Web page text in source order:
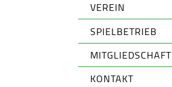
VEREIN
SPIELBETRIEB
MITGLIEDSCHAFT
KONTAKT